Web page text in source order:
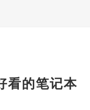
看的笔记本